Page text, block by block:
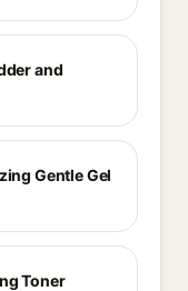
and
Gentle Gel
Toner